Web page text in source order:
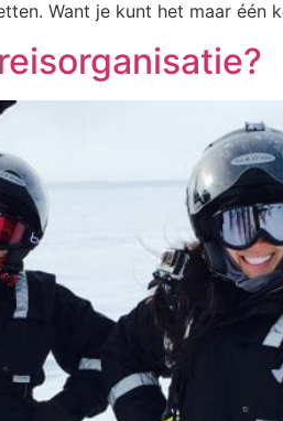
Want je kunt het maar één